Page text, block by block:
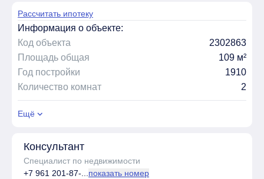
Рассчитать ипотеку
Информация о объекте:
Код объекта
2302863
Площадь общая
109 м²
Год постройки
1910
Количество комнат
2
Ещё
Консультант
Специалист по недвижимости
+7 961 201-87-... показать номер